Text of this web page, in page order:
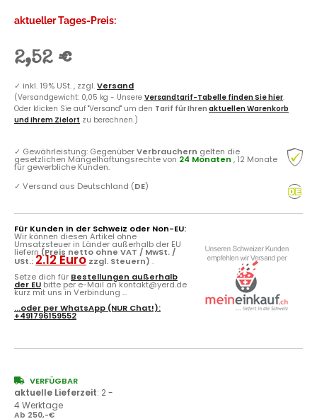
aktueller Tages-Preis:
2,52 €
✓ inkl. 19% USt. , zzgl.Versand
(Versandgewicht: 0,05 kg - Unsere Versandtarif-Tabelle finden Sie hier.
Oder klicken Sie auf "Versand" um den Tarif für Ihren aktuellen Warenkorb
und Ihrem Zielort zu berechnen.)
✓ Gewährleistung: GegenüberVerbrauchern gelten die
gesetzlichen Mängelhaftungsrechte von 24 Monaten , 12 Monate
für gewerbliche Kunden.
✓ Versand aus Deutschland (DE)
Für Kunden in der Schweiz oder Non-EU:
Wir können diesen Artikel ohne
Umsatzsteuer in Länder außerhalb der EU
liefern (Preis netto ohne VAT / MwSt. /
USt.: 2.12 Euro zzgl. Steuern) .
Setze dich für Bestellungen außerhalb
der EU bitte per e-Mail an kontakt@yerd.de
kurz mit uns in Verbindung ...
...oder perWhatsApp (NUR Chat!):
+491796159552
VERFÜGBAR
aktuelle Lieferzeit: 2 -
4 Werktage
Ab 250,-€